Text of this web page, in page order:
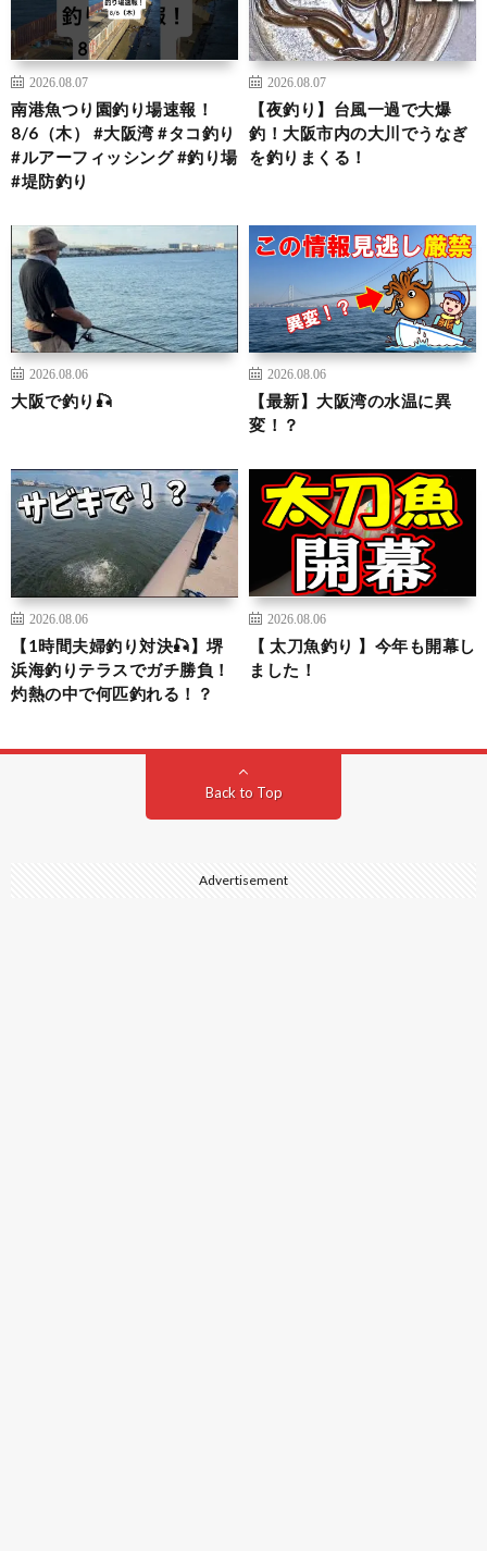
2026.08.07
南港魚つり園釣り場速報！
8/6（木） #大阪湾 #タコ釣り
#ルアーフィッシング #釣り場
#堤防釣り
2026.08.07
【夜釣り】台風一過で大爆
釣！大阪市内の大川でうなぎ
を釣りまくる！
2026.08.06
大阪で釣り🎣
2026.08.06
【最新】大阪湾の水温に異
変！？
2026.08.06
【1時間夫婦釣り対決🎣】堺
浜海釣りテラスでガチ勝負！
灼熱の中で何匹釣れる！？
2026.08.06
【 太刀魚釣り 】今年も開幕し
ました！
Back to Top
Advertisement